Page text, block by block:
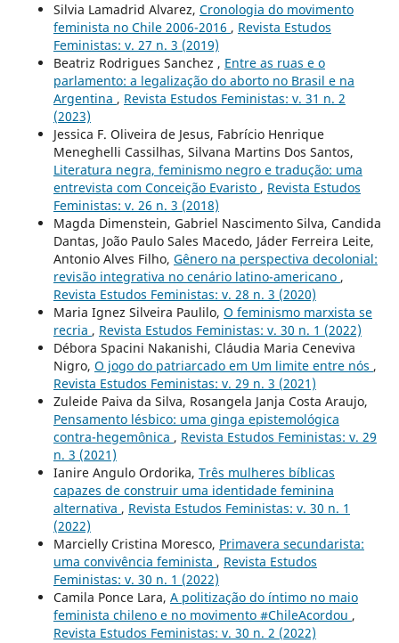
Silvia Lamadrid Alvarez, Cronologia do movimento
feminista no Chile 2006-2016 , Revista Estudos
Feministas: v. 27 n. 3 (2019)
Beatriz Rodrigues Sanchez , Entre as ruas e o
parlamento: a legalização do aborto no Brasil e na
Argentina , Revista Estudos Feministas: v. 31 n. 2
(2023)
Jessica F. Oliveira de Jesus, Fabrício Henrique
Meneghelli Cassilhas, Silvana Martins Dos Santos,
Literatura negra, feminismo negro e tradução: uma
entrevista com Conceição Evaristo , Revista Estudos
Feministas: v. 26 n. 3 (2018)
Magda Dimenstein, Gabriel Nascimento Silva, Candida
Dantas, João Paulo Sales Macedo, Jáder Ferreira Leite,
Antonio Alves Filho, Gênero na perspectiva decolonial:
revisão integrativa no cenário latino-americano ,
Revista Estudos Feministas: v. 28 n. 3 (2020)
Maria Ignez Silveira Paulilo, O feminismo marxista se
recria , Revista Estudos Feministas: v. 30 n. 1 (2022)
Débora Spacini Nakanishi, Cláudia Maria Ceneviva
Nigro, O jogo do patriarcado em Um limite entre nós ,
Revista Estudos Feministas: v. 29 n. 3 (2021)
Zuleide Paiva da Silva, Rosangela Janja Costa Araujo,
Pensamento lésbico: uma ginga epistemológica
contra-hegemônica , Revista Estudos Feministas: v. 29
n. 3 (2021)
Ianire Angulo Ordorika, Três mulheres bíblicas
capazes de construir uma identidade feminina
alternativa , Revista Estudos Feministas: v. 30 n. 1
(2022)
Marcielly Cristina Moresco, Primavera secundarista:
uma convivência feminista , Revista Estudos
Feministas: v. 30 n. 1 (2022)
Camila Ponce Lara, A politização do íntimo no maio
feminista chileno e no movimento #ChileAcordou ,
Revista Estudos Feministas: v. 30 n. 2 (2022)